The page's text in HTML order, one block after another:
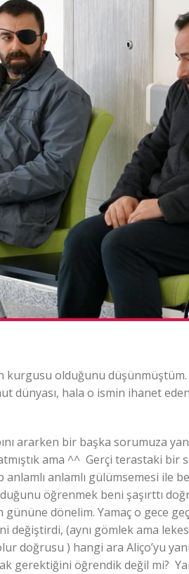
kurgusu olduğunu düşünmüştüm.
dünyası, hala o ismin ihanet
ararken bir başka sorumuza
ama ^^ Gerçi terastaki bir
anlamlı gülümsemesi ile
öğrenmek beni şaşırttı
dönelim. Yamaç o gece geç
değiştirdi, (aynı gömlek ama
doğrusu ) hangi ara Aliço’yu
gerektiğini öğrendik değil mi?